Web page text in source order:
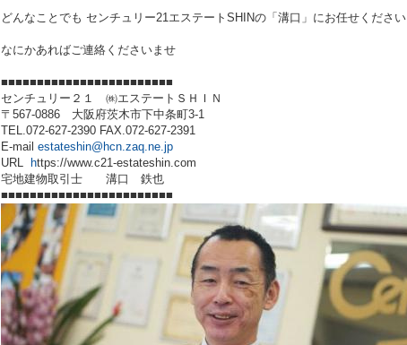
どんなことでも センチュリー21エステート SHINの「溝口」にお任せください
なにかあればご連絡くださいませ
■■■■■■■■■■■■■■■■■■■■■■■■
センチュリー２１ ㈱エステートＳＨＩＮ
〒567-0886 大阪府茨木市下中条町3-1
TEL.072-627-2390 FAX.072-627-2391
E-mail estateshin@hcn.zaq.ne.jp
URL
https://www.c21-estateshin.com
宅地建物取引士 溝口 鉄也
■■■■■■■■■■■■■■■■■■■■■■■■